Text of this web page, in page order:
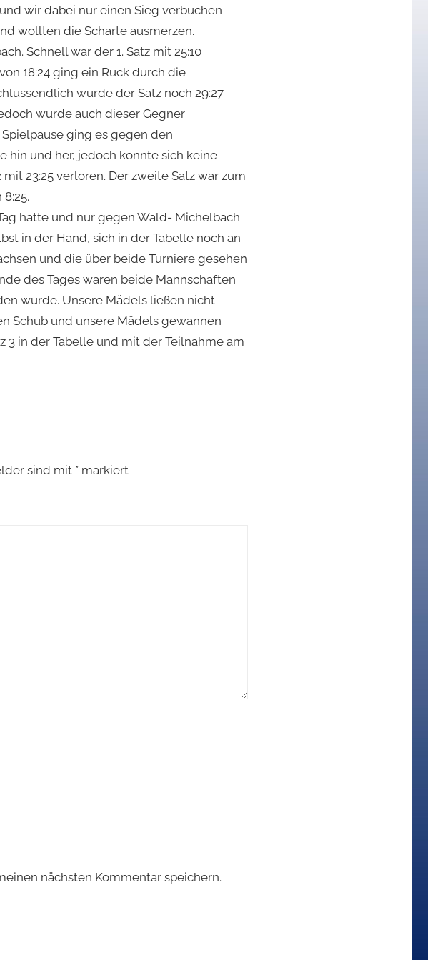
wir dabei nur einen Sieg verbuchen
wollten die Scharte ausmerzen.
Schnell war der 1. Satz mit 25:10
18:24 ging ein Ruck durch die
wurde der Satz noch 29:27
wurde auch dieser Gegner
Spielpause ging es gegen den
hin und her, jedoch konnte sich keine
23:25 verloren. Der zweite Satz war zum
hatte und nur gegen Wald- Michelbach
in der Hand, sich in der Tabelle noch an
und die über beide Turniere gesehen
des Tages waren beide Mannschaften
wurde. Unsere Mädels ließen nicht
Schub und unsere Mädels gewannen
3 in der Tabelle und mit der Teilnahme am
sind mit * markiert
nächsten Kommentar speichern.